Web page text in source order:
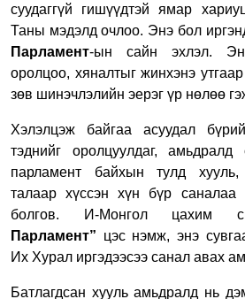
суудаггүй гишүүдтэй ямар
Таны мэдэлд очлоо. Энэ бол
Парламент-ын сайн эхлэл.
оролцоо, хяналтыг жинхэнэ
зөв шинэчлэлийн эерэг үр нөлөө
Хэлэлцэж байгаа асуудал
тэднийг оролцуулдаг,
парламент байхын тулд хууль,
талаар хүссэн хүн бүр саналаа
болгов. И-Монгол цахим
Парламент” цэс нэмж, энэ
Их Хурал иргэдээсээ санал авах
Батлагдсан хууль амьдралд нь